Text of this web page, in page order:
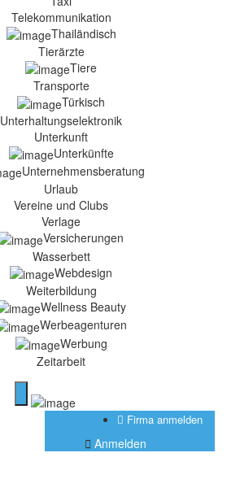
Telekommunikation
Thailändisch
Tierärzte
Tiere
Transporte
Türkisch
Unterhaltungselektronik
Unterkunft
Unterkünfte
Unternehmensberatung
Urlaub
Vereine und Clubs
Verlage
Versicherungen
Wasserbett
Webdesign
Weiterbildung
Wellness Beauty
Werbeagenturen
Werbung
Zeitarbeit
Firma anmelden
Anmelden